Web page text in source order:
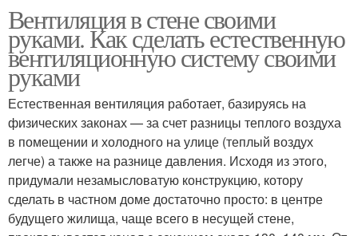
Вентиляция в стене своими
руками. Как сделать естественную
вентиляционную систему своими
руками
Естественная вентиляция работает, базируясь на
физических законах — за счет разницы теплого воздуха
в помещении и холодного на улице (теплый воздух
легче) а также на разнице давления. Исходя из этого,
придумали незамысловатую конструкцию, котору
сделать в частном доме достаточно просто: в центре
будущего жилища, чаще всего в несущей стене,